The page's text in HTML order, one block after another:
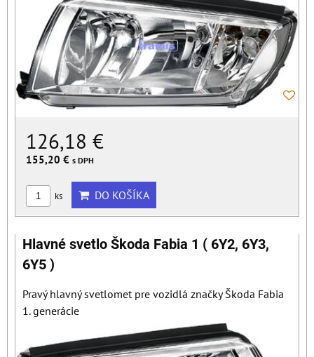
126,18 €
155,20 € s DPH
ks DO KOŠÍKA
Hlavné svetlo Škoda Fabia 1 ( 6Y2, 6Y3,
6Y5 )
Pravý hlavný svetlomet pre vozidlá značky Škoda Fabia
1. generácie